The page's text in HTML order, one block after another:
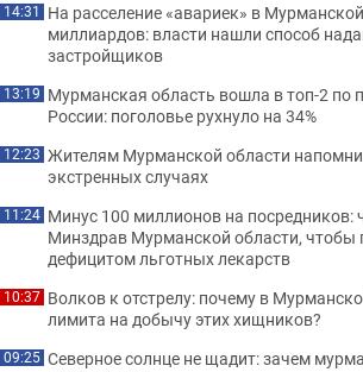
14:31 На расселение «авариек» в
миллиардов: власти нашли способ
застройщиков
13:19 Мурманская область вошла в топ-2 по
России: поголовье рухнуло на 34%
12:23 Жителям Мурманской области
экстренных случаях
11:24 Минус 100 миллионов на посредников:
Минздрав Мурманской области, чтобы
дефицитом льготных лекарств
10:37 Волков к отстрелу: почему в
лимита на добычу этих хищников?
09:25 Северное солнце не щадит: зачем